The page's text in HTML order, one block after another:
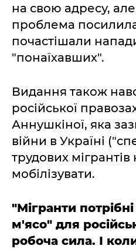
на свою адресу,
проблема
почастішали
"понаїхавших".
Видання також
російської
Аннушкіної, яка
війни в Україні
трудових
мобілізувати.
"Мігранти
м'ясо" для
робоча сила. І